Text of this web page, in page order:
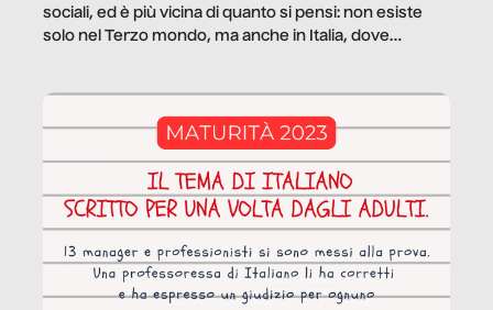
sociali, ed è più vicina di quanto si pensi: non esiste
solo nel Terzo mondo, ma anche in Italia, dove